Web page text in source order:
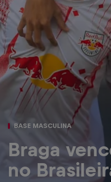
BASE MASCULINA
Braga
no